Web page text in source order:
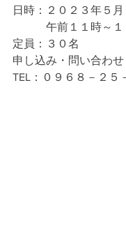
日時：２０２３年５月
午前１１時～１
定員：３０名
申し込み・問い合わ
TEL：０９６８－２５